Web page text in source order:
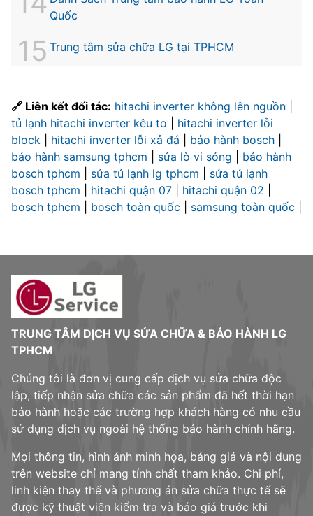
Quốc
Trung tâm sửa chữa LG tại TPHCM
🔗 Liên kết đối tác: hitachi inverter không lên nguồn
tủ lạnh hitachi inverter kêu to
hitachi inverter lỗi
block
hitachi inverter lỗi xả đá bảo hành bosch
bảo hành samsung tphcm
sửa lò vi sóng
bảo hành
bosch tphcm
sửa tủ lạnh lg tphcm
sửa tủ lạnh
bosch tphcm
hitachi quận 07 hitachi quận 02
bosch tphcm
bosch toàn quốc samsung toàn quốc
TRUNG TÂM DỊCH VỤ SỬA CHỮA & BẢO HÀNH LG
TPHCM
Chúng tôi là đơn vị cung cấp dịch vụ sửa chữa độc
lập, tiếp nhận sửa chữa các sản phẩm đã hết thời hạn
bảo hành hoặc các trường hợp khách hàng có nhu cầu
sử dụng dịch vụ ngoài hệ thống bảo hành chính hãng.
Mọi thông tin, hình ảnh minh họa, bảng giá và nội dung
trên website chỉ mang tính chất tham khảo. Chi phí,
linh kiện thay thế và phương án sửa chữa thực tế sẽ
được kỹ thuật viên kiểm tra và báo giá trước khi